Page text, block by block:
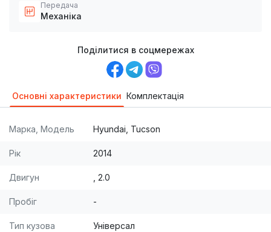
Передача
Механіка
Поділитися в соцмережах
Основні характеристики Комплектація
Марка, Модель Hyundai, Tucson
Рік 2014
Двигун , 2.0
Пробіг -
Тип кузова Універсал